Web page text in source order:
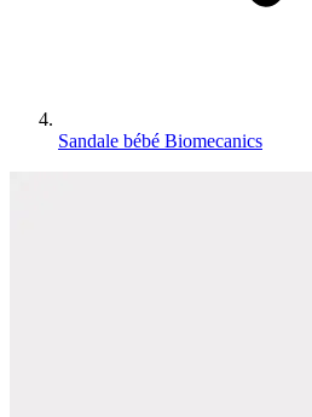
Sandale bébé Biomecanics